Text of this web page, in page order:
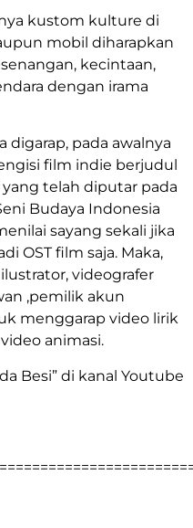
kustom kulture di
mobil diharapkan
kecintaan,
dengan irama
digarap, pada awalnya
film indie berjudul
yang telah diputar pada
Budaya Indonesia
sayang sekali jika
OST film saja. Maka,
videografer
,pemilik akun
menggarap video lirik
animasi.
Besi” di kanal Youtube